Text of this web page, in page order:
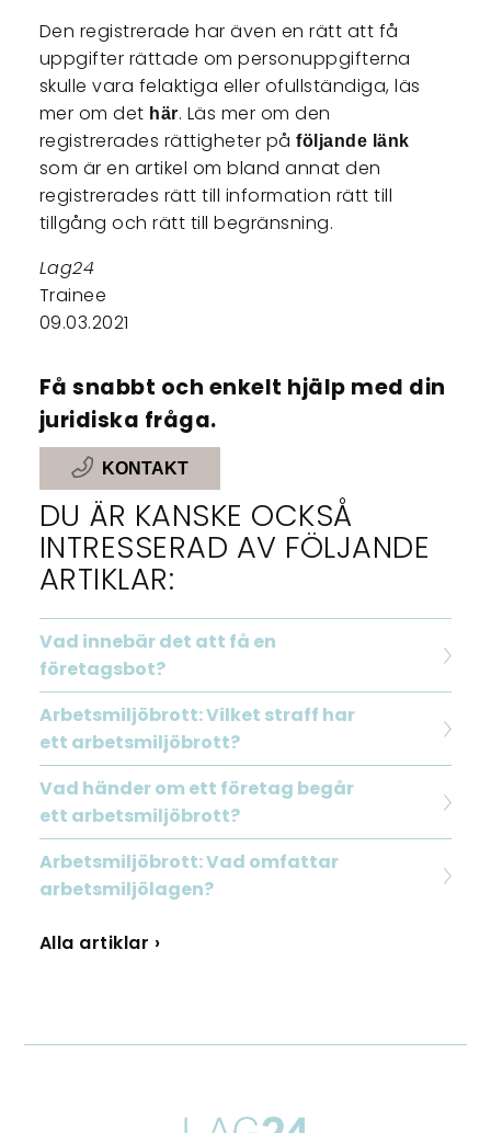
Den registrerade har även en rätt att få
uppgifter rättade om personuppgifterna
skulle vara felaktiga eller ofullständiga, läs
mer om det här. Läs mer om den
registrerades rättigheter påföljande länk
som är en artikel om bland annat den
registrerades rätt till information rätt till
tillgång och rätt till begränsning.
Lag24
Trainee
09.03.2021
Få snabbt och enkelt hjälp med din
juridiska fråga.
KONTAKT
DU ÄR KANSKE OCKSÅ
INTRESSERAD AV FÖLJANDE
ARTIKLAR:
Vad innebär det att få en
företagsbot?
Arbetsmiljöbrott: Vilket straff har
ett arbetsmiljöbrott?
Vad händer om ett företag begår
ett arbetsmiljöbrott?
Arbetsmiljöbrott: Vad omfattar
arbetsmiljölagen?
Alla artiklar ›